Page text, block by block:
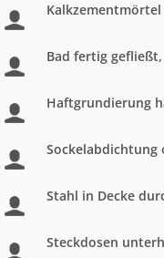
Kalkzementmörtel
Bad fertig
Haftgrundierung
Sockelabdichtung
Stahl in Decke
Steckdosen